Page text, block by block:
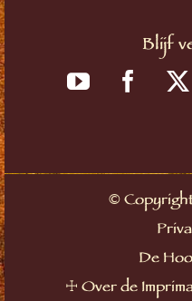
Blijf
©
De
☩ Over de